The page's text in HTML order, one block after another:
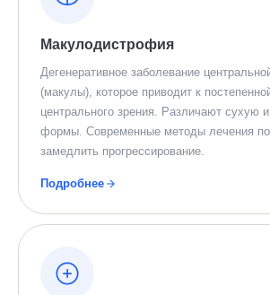
Макулодистрофия
Дегенеративное заболевание
(макулы), которое приводит к
центрального зрения. Различают сухую
формы. Современные методы лечения
замедлить прогрессирование.
Подробнее